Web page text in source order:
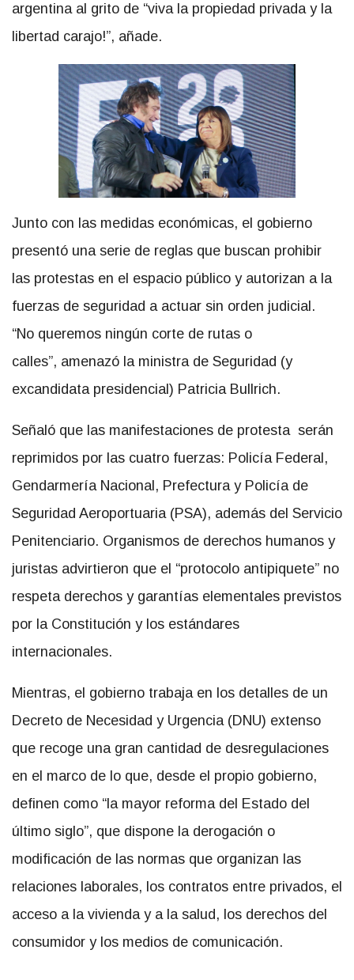
argentina al grito de “viva la propiedad privada y la
libertad carajo!”, añade.
Junto con las medidas económicas, el gobierno
presentó una serie de reglas que buscan prohibir
las protestas en el espacio público y autorizan a la
fuerzas de seguridad a actuar sin orden judicial.
“No queremos ningún corte de rutas o
calles”, amenazó la ministra de Seguridad (y
excandidata presidencial) Patricia Bullrich.
Señaló que las manifestaciones de protesta serán
reprimidos por las cuatro fuerzas: Policía Federal,
Gendarmería Nacional, Prefectura y Policía de
Seguridad Aeroportuaria (PSA), además del Servicio
Penitenciario. Organismos de derechos humanos y
juristas advirtieron que el “protocolo antipiquete” no
respeta derechos y garantías elementales previstos
por la Constitución y los estándares
internacionales.
Mientras, el gobierno trabaja en los detalles de un
Decreto de Necesidad y Urgencia (DNU) extenso
que recoge una gran cantidad de desregulaciones
en el marco de lo que, desde el propio gobierno,
definen como “la mayor reforma del Estado del
último siglo”, que dispone la derogación o
modificación de las normas que organizan las
relaciones laborales, los contratos entre privados, el
acceso a la vivienda y a la salud, los derechos del
consumidor y los medios de comunicación.